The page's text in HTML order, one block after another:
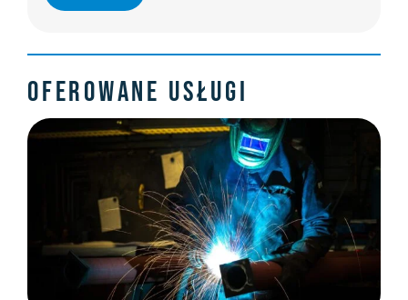
Oferowane usługi